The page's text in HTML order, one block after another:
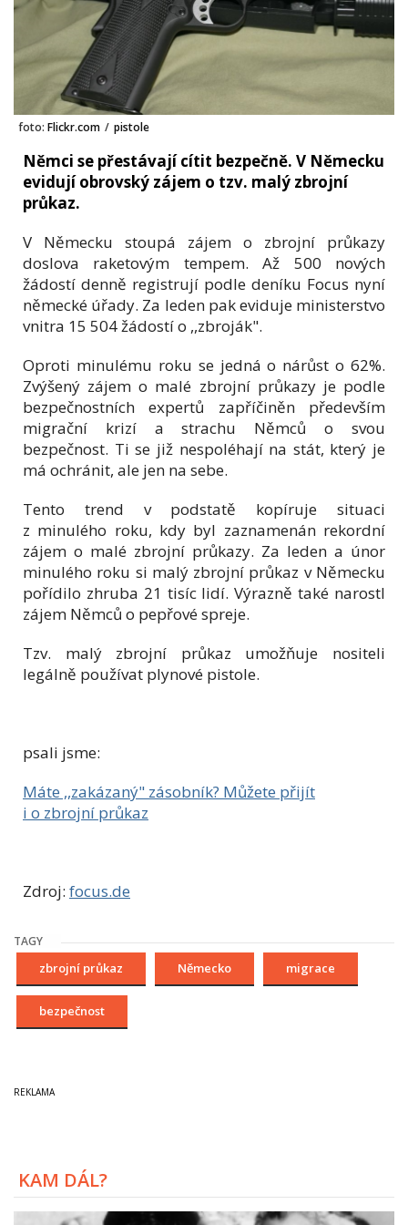
foto: Flickr.com / pistole
Němci se přestávají cítit bezpečně. V Německu
evidují obrovský zájem o tzv. malý zbrojní
průkaz.
V Německu stoupá zájem o zbrojní průkazy
doslova raketovým tempem. Až 500 nových
žádostí denně registrují podle deníku Focus nyní
německé úřady. Za leden pak eviduje ministerstvo
vnitra 15 504 žádostí o ,,zbroják".
Oproti minulému roku se jedná o nárůst o 62%.
Zvýšený zájem o malé zbrojní průkazy je podle
bezpečnostních expertů zapříčiněn především
migrační krizí a strachu Němců o svou
bezpečnost. Ti se již nespoléhají na stát, který je
má ochránit, ale jen na sebe.
Tento trend v podstatě kopíruje situaci
z minulého roku, kdy byl zaznamenán rekordní
zájem o malé zbrojní průkazy. Za leden a únor
minulého roku si malý zbrojní průkaz v Německu
pořídilo zhruba 21 tisíc lidí. Výrazně také narostl
zájem Němců o pepřové spreje.
Tzv. malý zbrojní průkaz umožňuje nositeli
legálně používat plynové pistole.
psali jsme:
Máte ,,zakázaný" zásobník? Můžete přijít
i o zbrojní průkaz
Zdroj: focus.de
TAGY
zbrojní průkaz Německo migrace
bezpečnost
KAM DÁL?